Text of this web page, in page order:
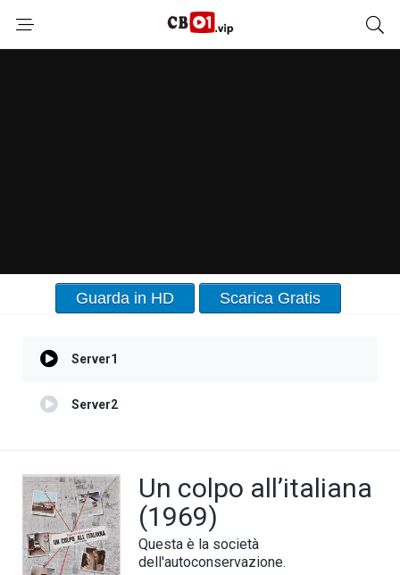
Guarda in HD Scarica Gratis
Server1
Server2
Un colpo all’italiana
(1969)
Questa è la società
dell'autoconservazione.